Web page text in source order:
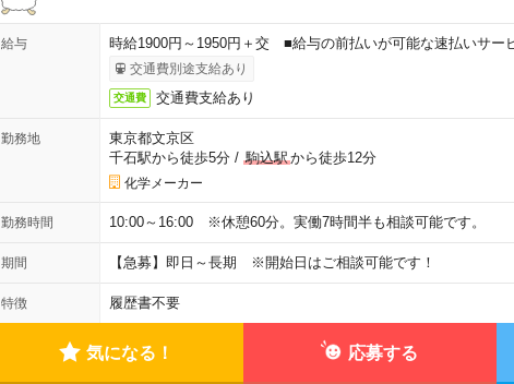
給与 時給1900円～1950円＋交 ■給与の前払いが可能な速払いサー
交通費別途支給あり
交通費 交通費支給あり
勤務地
東京都文京区
千石駅から徒歩5分/ 駒込駅から徒歩12分
化学メーカー
勤務時間 10:00～16:00 ※休憩60分。実働7時間半も相談可能です。
期間 【急募】即日～長期 ※開始日はご相談可能です！
特徴 履歴書不要
気になる！ 応募する